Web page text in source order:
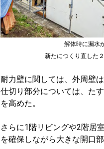
解体時に漏水
新たにつくり直した
耐力壁に関しては、外周壁
仕切り部分については、た
を高めた。
さらに1階リビングや2階居
を確保しながら大きな開口